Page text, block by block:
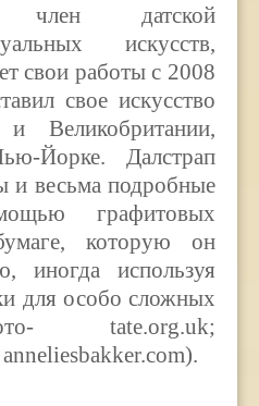
член датской
искусств,
свои работы с 2008
свое искусство
Великобритании,
Йорке. Далстрап
и весьма подробные
графитовых
которую он
иногда используя
для особо сложных
tate.org.uk;